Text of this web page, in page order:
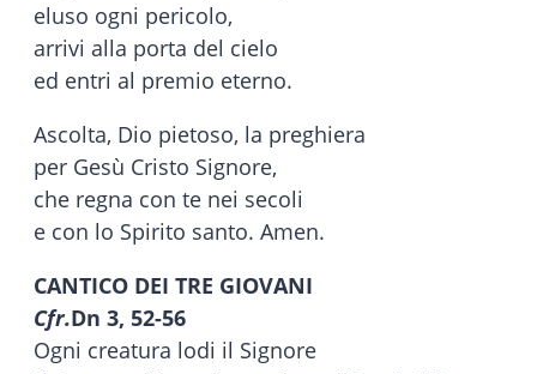
eluso ogni pericolo,
arrivi alla porta del cielo
ed entri al premio eterno.
Ascolta, Dio pietoso, la preghiera
per Gesù Cristo Signore,
che regna con te nei secoli
e con lo Spirito santo. Amen.
CANTICO DEI TRE GIOVANI
Cfr.Dn 3, 52-56
Ogni creatura lodi il Signore